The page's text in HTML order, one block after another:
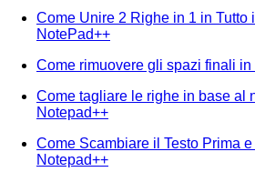
Come Unire 2 Righe in 1 in Tutto
NotePad++
Come rimuovere gli spazi finali in
Come tagliare le righe in base al
Notepad++
Come Scambiare il Testo Prima
Notepad++